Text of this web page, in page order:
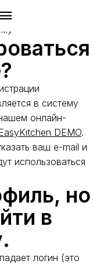
в систему
онлайн-
DEMO.
ваш e-mail и
использоваться
но
в
логин (это